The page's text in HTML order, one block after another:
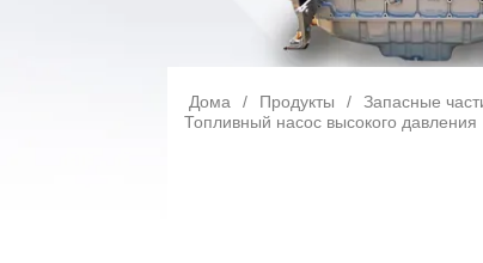
Дома / Продукты / Запасные
Топливный насос высокого давления